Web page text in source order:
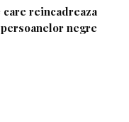
reincadreaza
negre